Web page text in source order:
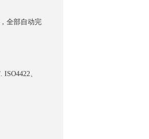
全部自动完
、